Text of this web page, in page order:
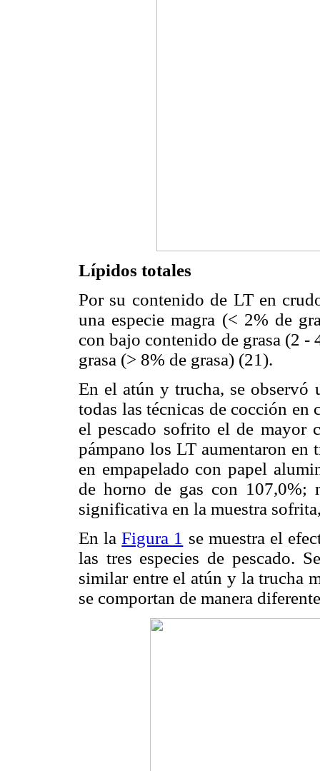
Lípidos totales
Por su contenido de LT en
una especie magra (< 2% de
con bajo contenido de grasa (2 -
grasa (> 8% de grasa) (21).
En el atún y trucha, se observó
todas las técnicas de cocción en
el pescado sofrito el de mayor
pámpano los LT aumentaron en
en empapelado con papel
de horno de gas con 107,0%;
significativa en la muestra
En laFigura 1 se muestra el
las tres especies de pescado.
similar entre el atún y la trucha
se comportan de manera